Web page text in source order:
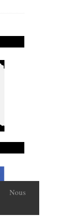
Nous